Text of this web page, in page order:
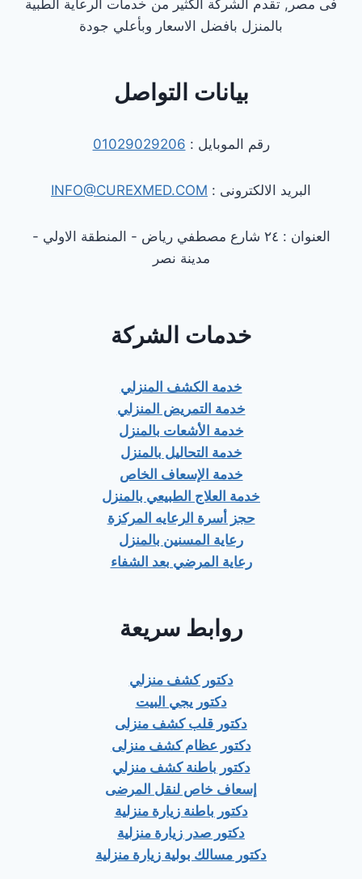
فى مصر, تقدم الشركة الكثير من خدمات الرعاية الطبية
بالمنزل بافضل الاسعار وبأعلي جودة
بيانات التواصل
رقم الموبايل : 01029029206
البريد الالكترونى : INFO@CUREXMED.COM
العنوان : ٢٤ شارع مصطفي رياض - المنطقة الاولي -
مدينة نصر
خدمات الشركة
خدمة الكشف المنزلي
خدمة التمريض المنزلي
خدمة الأشعات بالمنزل
خدمة التحاليل بالمنزل
خدمة الإسعاف الخاص
خدمة العلاج الطبيعي بالمنزل
حجز أسرة الرعايه المركزة
رعاية المسنين بالمنزل
رعاية المرضي بعد الشفاء
روابط سريعة
دكتور كشف منزلي
دكتور يجي البيت
دكتور قلب كشف منزلى
دكتور عظام كشف منزلى
دكتور باطنة كشف منزلي
إسعاف خاص لنقل المرضى
دكتور باطنة زيارة منزلية
دكتور صدر زيارة منزلية
دكتور مسالك بولية زيارة منزلية